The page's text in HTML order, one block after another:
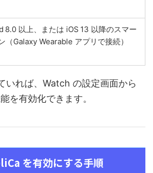
8.0 以上、または iOS 13 以降のスマー
（Galaxy Wearable アプリで接続）
いれば、Watch の設定画面から
を有効化できます。
を有効にする手順